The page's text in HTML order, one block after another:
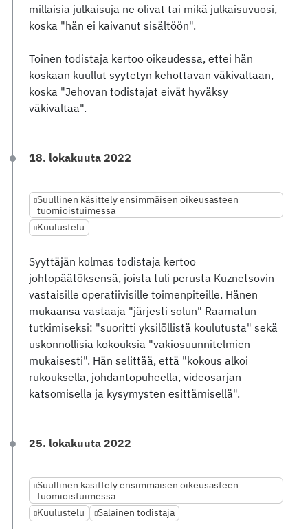
millaisia julkaisuja ne olivat tai mikä julkaisuvuosi,
koska "hän ei kaivanut sisältöön".
Toinen todistaja kertoo oikeudessa, ettei hän
koskaan kuullut syytetyn kehottavan väkivaltaan,
koska "Jehovan todistajat eivät hyväksy
väkivaltaa".
18. lokakuuta 2022
Suullinen käsittely ensimmäisen oikeusasteen
tuomioistuimessa
Kuulustelu
Syyttäjän kolmas todistaja kertoo
johtopäätöksensä, joista tuli perusta Kuznetsovin
vastaisille operatiivisille toimenpiteille. Hänen
mukaansa vastaaja "järjesti solun" Raamatun
tutkimiseksi: "suoritti yksilöllistä koulutusta" sekä
uskonnollisia kokouksia "vakiosuunnitelmien
mukaisesti". Hän selittää, että "kokous alkoi
rukouksella, johdantopuheella, videosarjan
katsomisella ja kysymysten esittämisellä".
25. lokakuuta 2022
Suullinen käsittely ensimmäisen oikeusasteen
tuomioistuimessa
Kuulustelu
Salainen todistaja